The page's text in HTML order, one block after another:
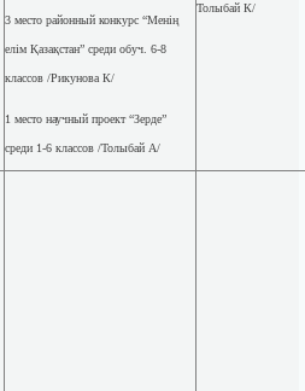
3 место районный конкурс “Менің
елім Қазақстан” среди обуч. 6-8
классов /Рикунова К/
1 место научный проект “Зерде”
среди 1-6 классов /Толыбай А/
Толыбай К/